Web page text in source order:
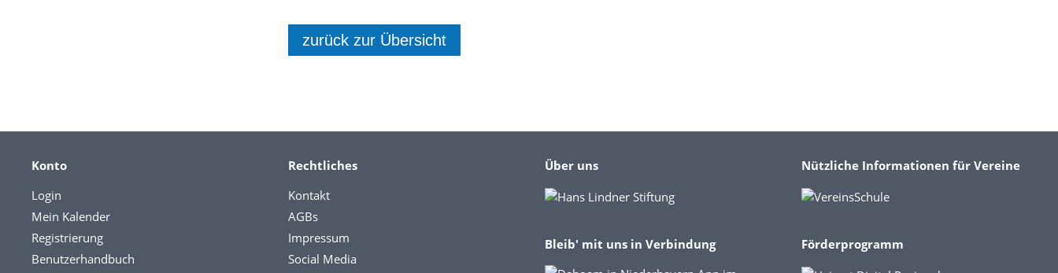
zurück zur Übersicht
Konto
Login
Mein Kalender
Registrierung
Benutzerhandbuch
Rechtliches
Kontakt
AGBs
Impressum
Social Media
Über uns
Bleib' mit uns in Verbindung
Nützliche Informationen für Vereine
Förderprogramm